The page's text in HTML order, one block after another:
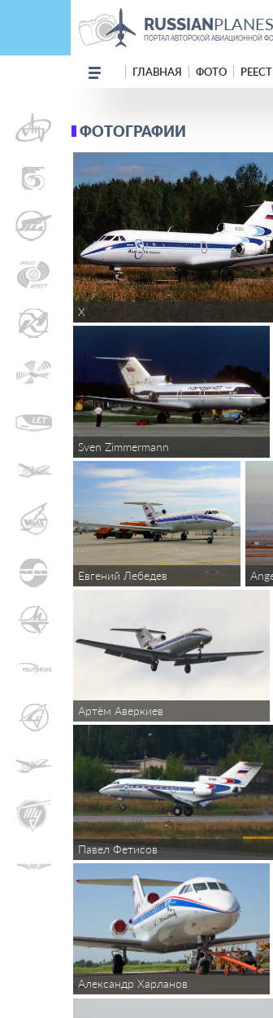
RUSSIAN
ПОРТАЛ АВТОРСКОЙ АВИАЦИОННОЙ
ГЛАВНАЯ ФОТО
ФОТОГРАФИИ
X
Sven Zimmermann
Евгений Лебедев
Артём Аверкиев
Павел Фетисов
Александр Харланов